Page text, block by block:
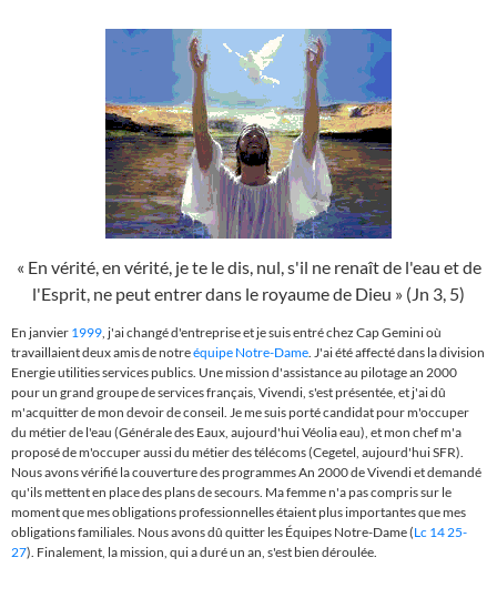
« En vérité, en vérité, je te le dis, nul, s'il ne renaît de l'eau et de
l'Esprit, ne peut entrer dans le royaume de Dieu » (Jn 3, 5)
En janvier 1999 , j'ai changé d'entreprise et je suis entré chez Cap Gemini où
travaillaient deux amis de notreéquipe Notre-Dame . J'ai été affecté dans la division
Energie utilities services publics. Une mission d'assistance au pilotage an 2000
pour un grand groupe de services français, Vivendi, s'est présentée, et j'ai dû
m'acquitter de mon devoir de conseil. Je me suis porté candidat pour m'occuper
du métier de l'eau (Générale des Eaux, aujourd'hui Véolia eau), et mon chef m'a
proposé de m'occuper aussi du métier des télécoms (Cegetel, aujourd'hui SFR).
Nous avons vérifié la couverture des programmes An 2000 de Vivendi et demandé
qu'ils mettent en place des plans de secours. Ma femme n'a pas compris sur le
moment que mes obligations professionnelles étaient plus importantes que mes
obligations familiales. Nous avons dû quitter les Équipes Notre-Dame (Lc 14 25-
27). Finalement, la mission, qui a duré un an, s'est bien déroulée.